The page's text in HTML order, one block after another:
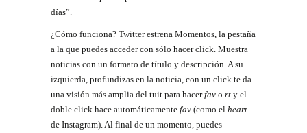
días”.
¿Cómo funciona? Twitter estrena Momentos, la pestaña
a la que puedes acceder con sólo hacer click. Muestra
noticias con un formato de título y descripción. A su
izquierda, profundizas en la noticia, con un click te da
una visión más amplia del tuit para hacerfav o rt y el
doble click hace automáticamente fav (como el heart
de Instagram). Al final de un momento, puedes